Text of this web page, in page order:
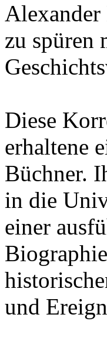
zu spüren
Diese
erhaltene
Büchner.
in die
einer
und